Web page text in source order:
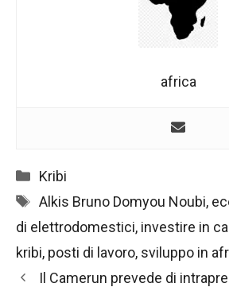
africa
Categorie
Kribi
Tag
Alkis Bruno Domyou Noubi,
di elettrodomestici, investire in
kribi, posti di lavoro, sviluppo in
Navigazione
Il Camerun prevede di